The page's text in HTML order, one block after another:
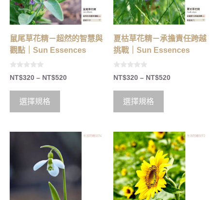
鼠尾草花精－超然的智慧與
觀點｜Sun Essences
0
o
t
5
NT$320 – NT$520
選擇規格
夏枯草花精－承擔責任跨越
挑戰｜Sun Essences
0
o
t
5
NT$320 – NT$520
選擇規格